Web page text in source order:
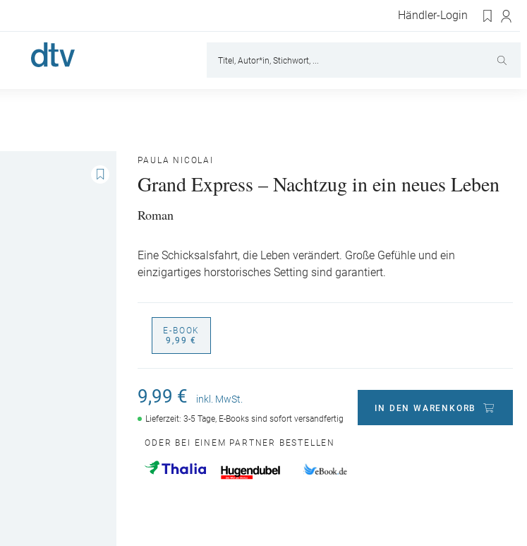
Händler-Login
PAULA NICOLAI
Grand Express – Nachtzug in ein neues Leben
Roman
Eine Schicksalsfahrt, die Leben verändert. Große Gefühle und ein
einzigartiges horstorisches Setting sind garantiert.
E-BOOK
9,99 €
9,99 € inkl. MwSt.
Lieferzeit: 3-5 Tage, E-Books sind sofort versandfertig
IN DEN WARENKORB
ODER BEI EINEM PARTNER BESTELLEN